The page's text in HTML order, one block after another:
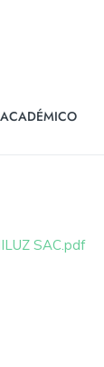
SAC.pdf